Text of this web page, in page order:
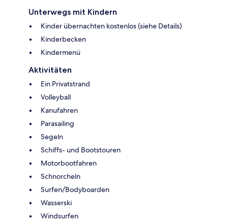
Unterwegs mit Kindern
Kinder übernachten kostenlos (siehe Details)
Kinderbecken
Kindermenü
Aktivitäten
Ein Privatstrand
Volleyball
Kanufahren
Parasailing
Segeln
Schiffs- und Bootstouren
Motorbootfahren
Schnorcheln
Surfen/Bodyboarden
Wasserski
Windsurfen